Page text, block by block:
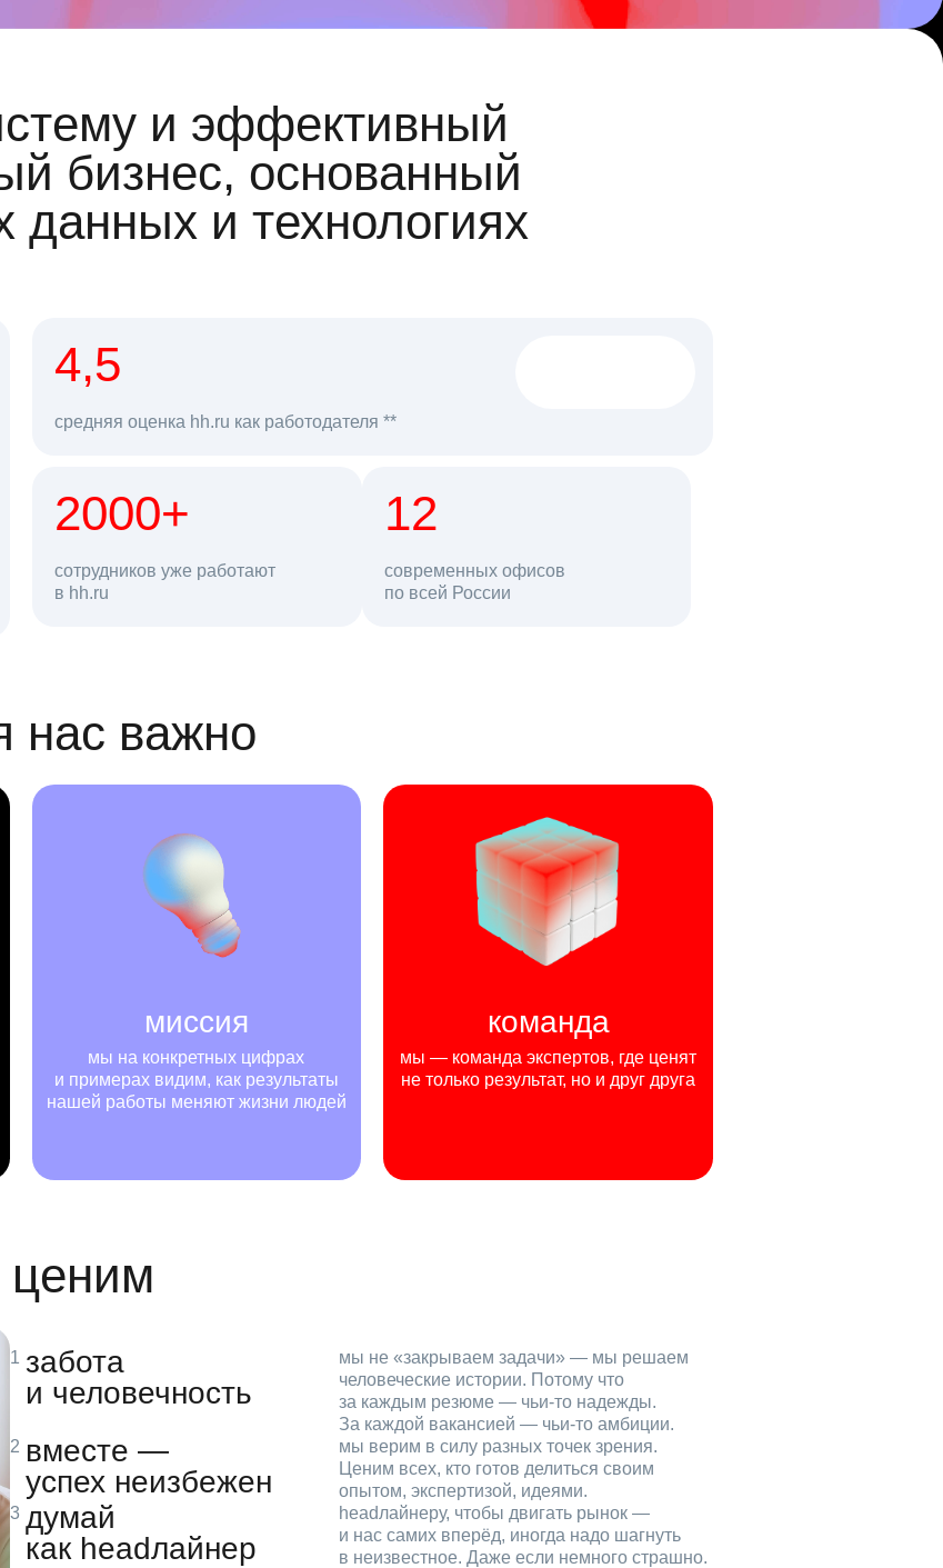
и эффективный
бизнес, основанный
данных и технологиях
4,5
средняя оценка hh.ru как работодателя **
2000+
сотрудников уже работают
в hh.ru
68 млн 12
современных офисов
по всей Россиипользователей в день
нас важно
миссия
мы на конкретных цифрах
и примерах видим, как результаты
нашей работы меняют жизни людей
команда
мы — команда экспертов, где ценят
не только результат, но и друг друга
ценим
забота
и человечность
мы не «закрываем задачи» — мы решаем
человеческие истории. Потому что
за каждым резюме — чьи‑то надежды.
За каждой вакансией — чьи‑то амбиции.
вместе —
успех неизбежен
мы верим в силу разных точек зрения.
Ценим всех, кто готов делиться своим
опытом, экспертизой, идеями.
думай
как headлайнер
headлайнеру, чтобы двигать рынок —
и нас самих вперёд, иногда надо шагнуть
в неизвестное. Даже если немного страшно.